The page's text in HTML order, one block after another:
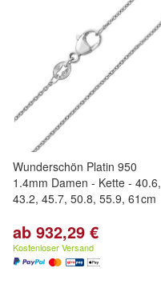
Wunderschön Platin 950
1.4mm Damen - Kette - 40.6,
43.2, 45.7, 50.8, 55.9, 61cm
ab 932,29 €
Kostenloser Versand